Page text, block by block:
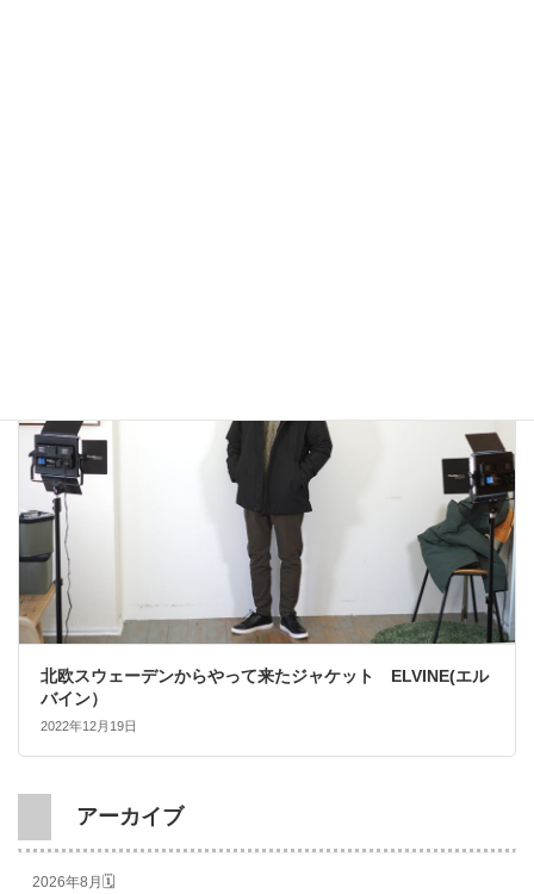
北欧スウェーデンからやって来たジャケット ELVINE(エル
バイン）
2022年12月19日
アーカイブ
2026年8月🗓